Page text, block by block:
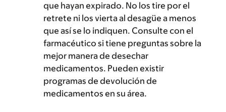
que hayan expirado. No los tire por el
retrete ni los vierta al desagüe a menos
que así se lo indiquen. Consulte con el
farmacéutico si tiene preguntas sobre la
mejor manera de desechar
medicamentos. Pueden existir
programas de devolución de
medicamentos en su área.